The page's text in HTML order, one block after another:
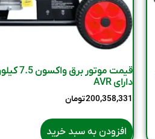
قیمت
دارای AVR
200,358,331تومان
افزودن به سبد خرید